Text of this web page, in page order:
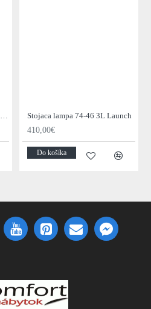
Stojaca lampa 72-67 2L Metal Blinds
Stojaca lampa 74-46 3L Launch
410,00€
Do košíka